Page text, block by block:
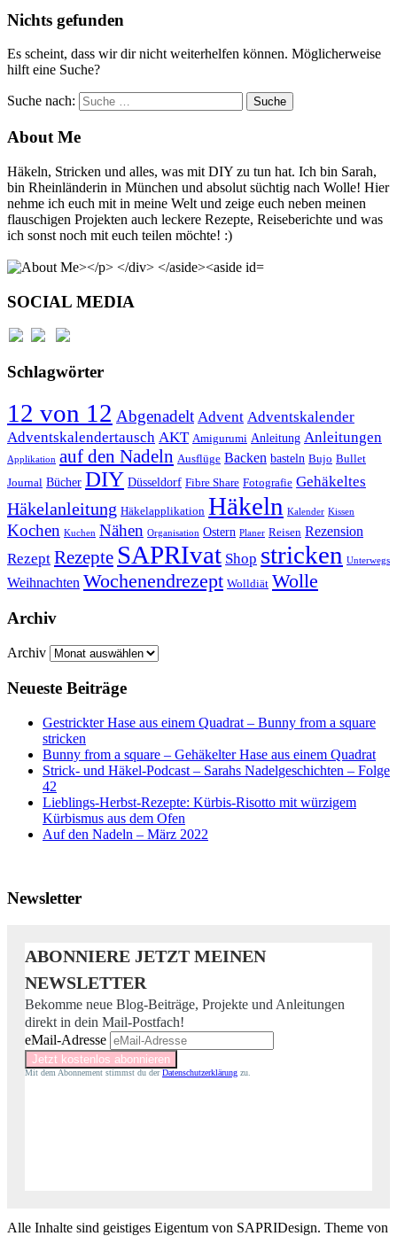
Nichts gefunden
Es scheint, dass wir dir nicht weiterhelfen können. Möglicherweise
hilft eine Suche?
Suche nach: Suche
About Me
Häkeln, Stricken und alles, was mit DIY zu tun hat. Ich bin Sarah,
bin Rheinländerin in München und absolut süchtig nach Wolle! Hier
nehme ich euch mit in meine Welt und zeige euch neben meinen
flauschigen Projekten auch leckere Rezepte, Reiseberichte und was
ich sonst noch mit euch teilen möchte! :)
SOCIAL MEDIA
Schlagwörter
12 von 12 Abgenadelt Advent Adventskalender
Adventskalendertausch AKT Amigurumi Anleitung Anleitungen
Applikation auf den Nadeln Ausflüge Backen basteln Bujo Bullet
Journal Bücher DIY Düsseldorf Fibre Share Fotografie Gehäkeltes
Häkelanleitung Häkelapplikation Häkeln Kalender Kissen
Kochen Kuchen Nähen Organisation Ostern Planer Reisen Rezension
Rezept Rezepte SAPRIvat Shop stricken Unterwegs
Weihnachten Wochenendrezept Wolldiät Wolle
Archiv
Archiv
Neueste Beiträge
Gestrickter Hase aus einem Quadrat – Bunny from a square
stricken
Bunny from a square – Gehäkelter Hase aus einem Quadrat
Strick- und Häkel-Podcast – Sarahs Nadelgeschichten – Folge
42
Lieblings-Herbst-Rezepte: Kürbis-Risotto mit würzigem
Kürbismus aus dem Ofen
Auf den Nadeln – März 2022
Newsletter
ABONNIERE JETZT MEINEN
NEWSLETTER
Bekomme neue Blog-Beiträge, Projekte und Anleitungen
direkt in dein Mail-Postfach!
eMail-Adresse
Mit dem Abonnement stimmst du derDatenschutzerklärung zu.
Alle Inhalte sind geistiges Eigentum von SAPRIDesign. Theme von